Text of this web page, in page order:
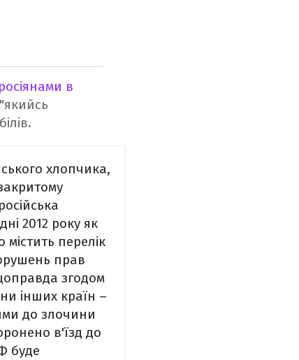
в
хлопчика,
2012 року як
перелік
прав
згодом
інших країн –
до злочини
в'їзд до
буде